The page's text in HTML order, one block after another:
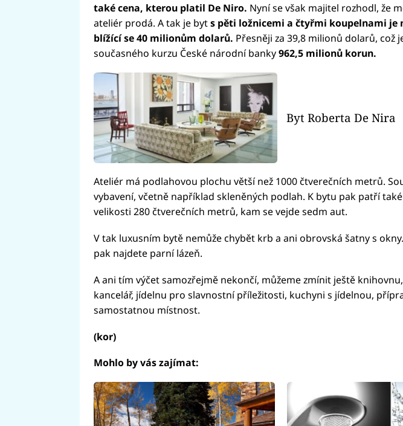
také cena, kterou platil De Niro. Nyní se však majitel rozhodl, že
ateliér prodá. A tak je byts pěti ložnicemi a čtyřmi koupelnami je
blížící se 40 milionům dolarů. Přesněji za 39,8 milionů dolarů, což
současného kurzu České národní banky962,5 milionů korun.
Byt Roberta De Nira
Ateliér má podlahovou plochu větší než 1000 čtverečních metrů.
vybavení, včetně například skleněných podlah. K bytu pak patří
velikosti 280 čtverečních metrů, kam se vejde sedm aut.
V tak luxusním bytě nemůže chybět krb a ani obrovská šatny s
pak najdete parní lázeň.
A ani tím výčet samozřejmě nekončí, můžeme zmínit ještě
kancelář, jídelnu pro slavnostní příležitosti, kuchyni s jídelnou,
samostatnou místnost.
(kor)
Mohlo by vás zajímat: